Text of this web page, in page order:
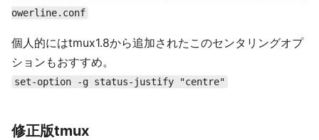
owerline.conf
個人的にはtmux1.8から追加されたこのセンタリングオプ
ションもおすすめ。
set-option -g status-justify "centre"
修正版tmux